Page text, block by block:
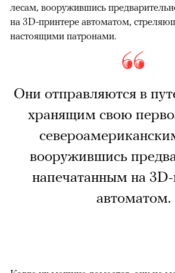
лесам, вооружившись
на 3D-принтере автоматом,
настоящими патронами.
Они отправляются в
хранящим свою
вооружившись
напечатанным на
автоматом.